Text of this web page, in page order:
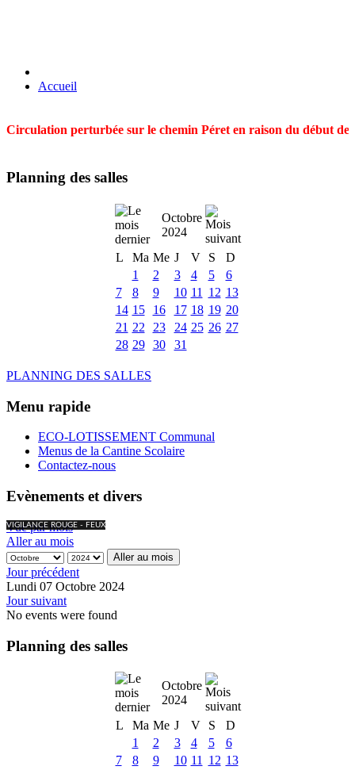
Accueil
Circulation perturbée sur le chemin Péret en raison du début
Planning des salles
Octobre
2024
L
Ma Me J V S
D
1
2 3 4 5
6
7
8 9 10 11 12 13
14 15 16 17 18 19 20
21 22 23 24 25 26 27
28 29 30 31
PLANNING DES SALLES
Menu rapide
ECO-LOTISSEMENT Communal
Menus de la Cantine Scolaire
Contactez-nous
Evènements et divers
VIGILANCE ROUGE - FEUX
Vue par mois
Aller au mois
Aller au mois
Jour précédent
Lundi 07 Octobre 2024
Jour suivant
No events were found
Planning des salles
Octobre
2024
L
Ma Me J V S
D
1
2 3 4 5
6
7
8 9 10 11 12 13